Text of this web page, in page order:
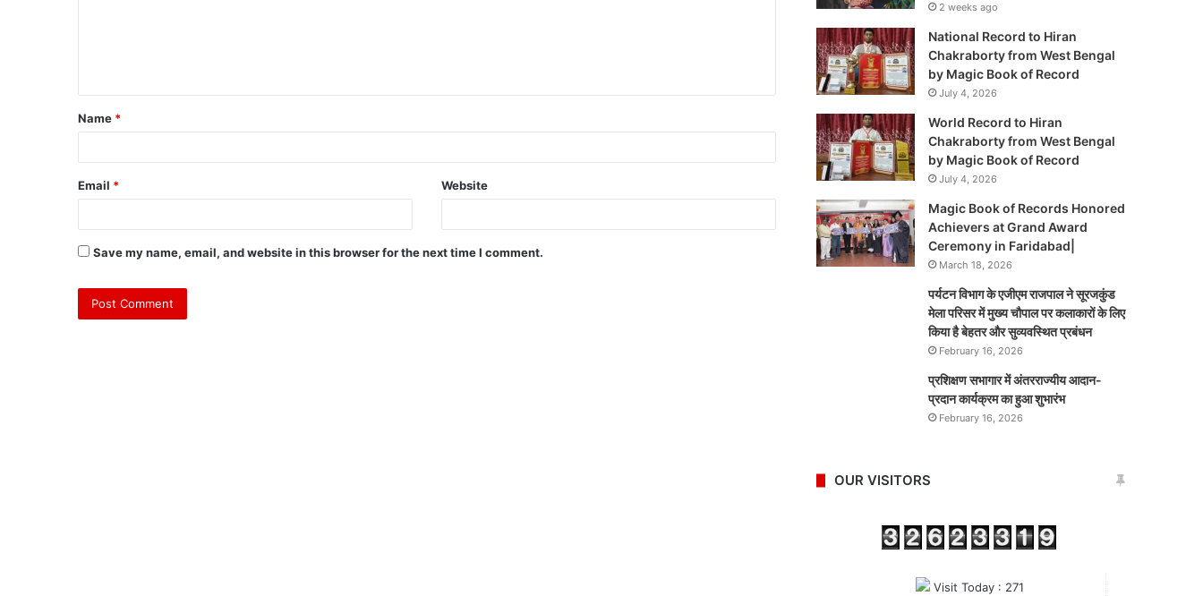
t
*
Name *
Email * Website
Save my name, email, and website in this browser for the next time I comment.
2 weeks ago
National Record to Hiran
Chakraborty from West Bengal
by Magic Book of Record
July 4, 2026
World Record to Hiran
Chakraborty from West Bengal
by Magic Book of Record
July 4, 2026
Magic Book of Records Honored
Achievers at Grand Award
Ceremony in Faridabad|
March 18, 2026
पर्यटन विभाग के एजीएम राजपाल ने सूरजकुंड
मेला परिसर में मुख्य चौपाल पर कलाकारों के लिए
किया है बेहतर और सुव्यवस्थित प्रबंधन
February 16, 2026
प्रशिक्षण सभागार में अंतरराज्यीय आदान-
प्रदान कार्यक्रम का हुआ शुभारंभ
February 16, 2026
OUR VISITORS
Visit Today : 271